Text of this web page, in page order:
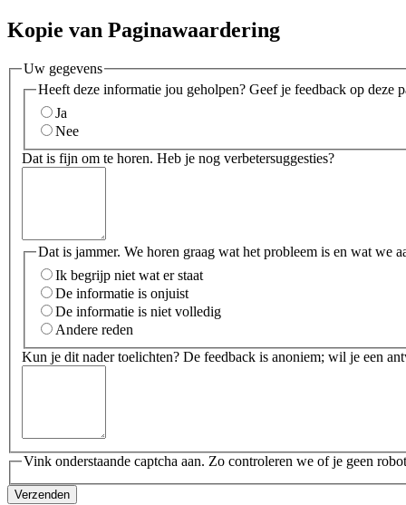
Kopie van Paginawaardering
Uw gegevens
Heeft deze informatie jou geholpen? Geef je feedback op deze
Ja
Nee
Dat is fijn om te horen. Heb je nog verbetersuggesties?
Dat is jammer. We horen graag wat het probleem is en wat we
Ik begrijp niet wat er staat
De informatie is onjuist
De informatie is niet volledig
Andere reden
Kun je dit nader toelichten? De feedback is anoniem; wil je een
Vink onderstaande captcha aan. Zo controleren we of je geen
Verzenden